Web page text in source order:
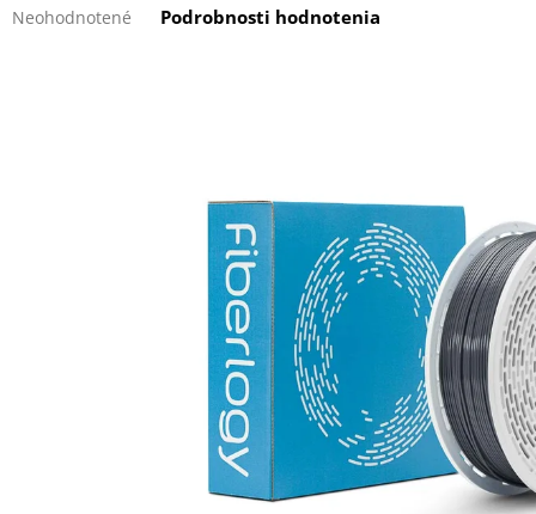
hodnotenie
Neohodnotené Podrobnosti hodnotenia